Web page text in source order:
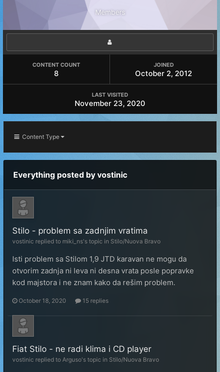
Members
CONTENT COUNT
8
JOINED
October 2, 2012
LAST VISITED
November 23, 2020
Content Type
Everything posted by vostinic
Stilo - problem sa zadnjim vratima
vostinic replied to miki_ns's topic in Stilo/Nuova Bravo
Isti problem sa Stilom 1,9 JTD karavan ne mogu da
otvorim zadnja ni leva ni desna vrata posle popravke
kod majstora i ne znam kako da rešim problem.
October 18, 2020 15 replies
Fiat Stilo - ne radi klima i CD player
vostinic replied to Arguso's topic in Stilo/Nuova Bravo